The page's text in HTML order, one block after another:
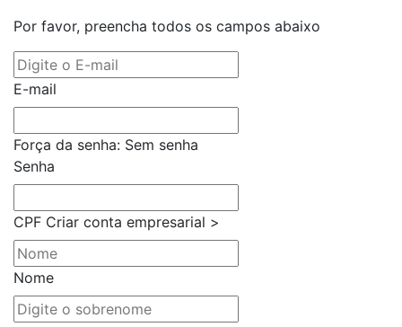
Por favor, preencha todos os campos abaixo
E-mail
Força da senha: Sem senha
Senha
CPF Criar conta empresarial >
Nome